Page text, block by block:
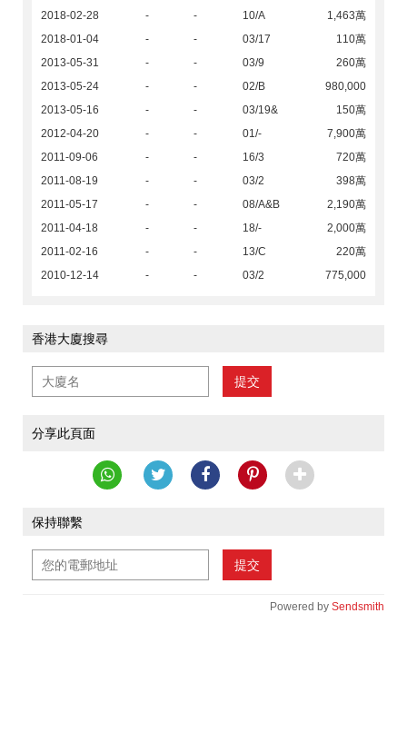
2018-02-28
- - 10/A
1,463萬
2018-01-04
- - 03/17
110萬
2013-05-31
- - 03/9
260萬
2013-05-24
- - 02/B
980,000
2013-05-16
- - 03/19&
150萬
2012-04-20
- - 01/-
7,900萬
2011-09-06
- - 16/3
720萬
2011-08-19
- - 03/2
398萬
2011-05-17
- - 08/A&B
2,190萬
2011-04-18
- - 18/-
2,000萬
2011-02-16
- - 13/C
220萬
2010-12-14
- - 03/2 775,000
香港大廈搜尋
提交
分享此頁面
保持聯繫
提交
Powered by Sendsmith